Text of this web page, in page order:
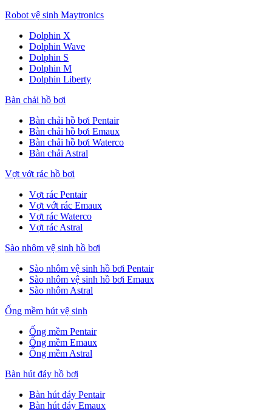
Robot vệ sinh Maytronics
Dolphin X
Dolphin Wave
Dolphin S
Dolphin M
Dolphin Liberty
Bàn chải hồ bơi
Bàn chải hồ bơi Pentair
Bàn chải hồ bơi Emaux
Bàn chải hồ bơi Waterco
Bàn chải Astral
Vợt vớt rác hồ bơi
Vợt rác Pentair
Vợt vớt rác Emaux
Vợt rác Waterco
Vợt rác Astral
Sào nhôm vệ sinh hồ bơi
Sào nhôm vệ sinh hồ bơi Pentair
Sào nhôm vệ sinh hồ bơi Emaux
Sào nhôm Astral
Ống mềm hút vệ sinh
Ống mềm Pentair
Ống mềm Emaux
Ống mềm Astral
Bàn hút đáy hồ bơi
Bàn hút đáy Pentair
Bàn hút đáy Emaux